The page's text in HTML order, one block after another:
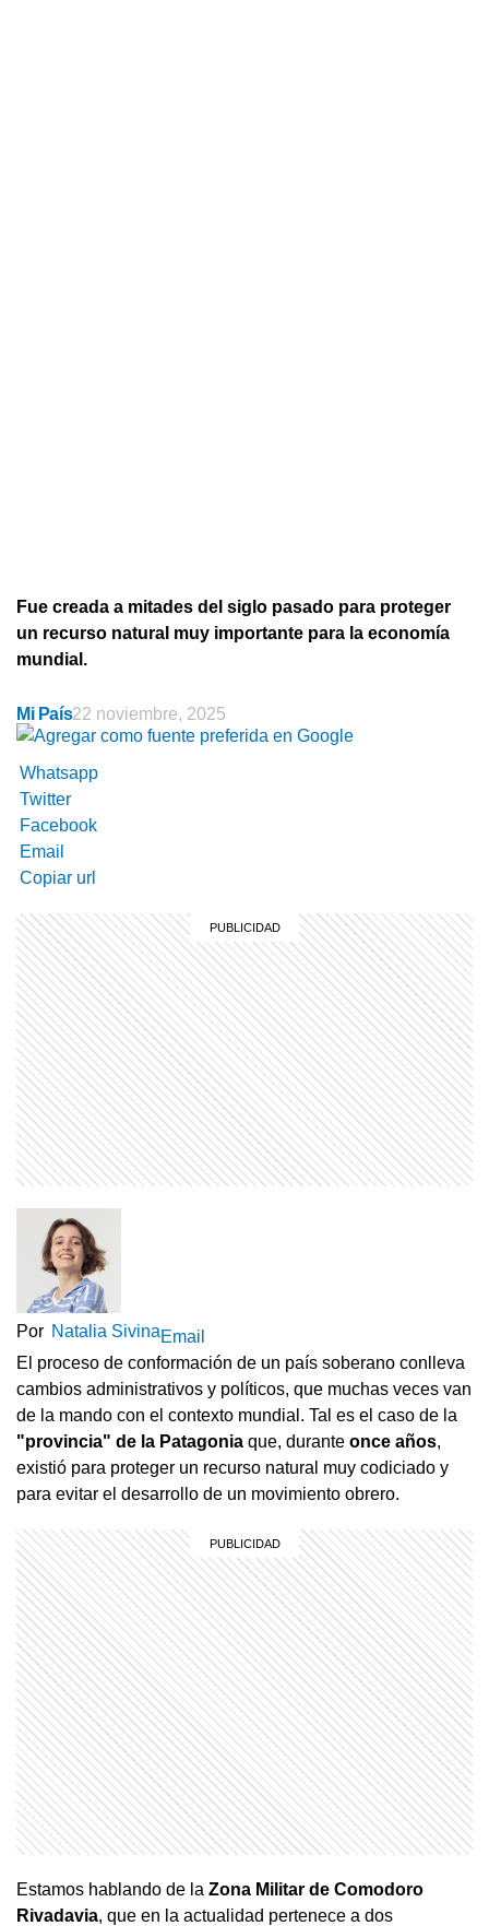
Fue creada a mitades del siglo pasado para proteger
un recurso natural muy importante para la economía
mundial.
Mi País22 noviembre, 2025
Whatsapp
Twitter
Facebook
Email
Copiar url
Por Natalia SivinaEmail
El proceso de conformación de un país soberano conlleva
cambios administrativos y políticos, que muchas veces van
de la mando con el contexto mundial. Tal es el caso de la
"provincia" de la Patagonia que, durante once años,
existió para proteger un recurso natural muy codiciado y
para evitar el desarrollo de un movimiento obrero.
Estamos hablando de la Zona Militar de Comodoro
Rivadavia, que en la actualidad pertenece a dos